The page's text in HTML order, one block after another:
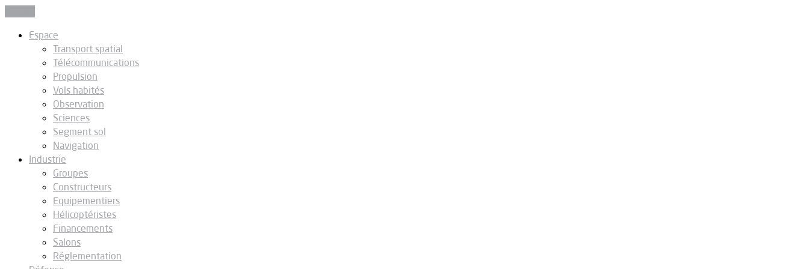
Espace
Transport spatial
Télécommunications
Propulsion
Vols habités
Observation
Sciences
Segment sol
Navigation
Industrie
Groupes
Constructeurs
Equipementiers
Hélicoptéristes
Financements
Salons
Réglementation